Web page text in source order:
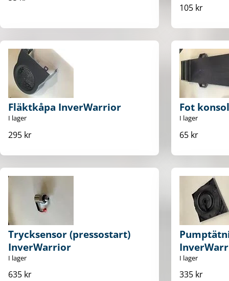
105 kr
Fläktkåpa InverWarrior
I lager
295 kr
Fot
I lager
65 kr
Trycksensor (pressostart)
InverWarrior
I lager
635 kr
I lager
335 kr